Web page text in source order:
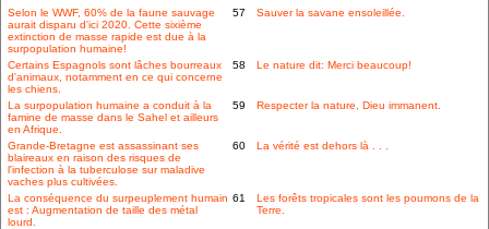
Selon le WWF, 60% de la faune sauvage
aurait disparu d'ici 2020. Cette sixième
extinction de masse rapide est due à la
surpopulation humaine!
57 Sauver la savane ensoleillée.
Certains Espagnols sont lâches bourreaux
d'animaux, notamment en ce qui concerne
les chiens.
58 Le nature dit: Merci beaucoup!
La surpopulation humaine a conduit à la
famine de masse dans le Sahel et ailleurs
en Afrique.
59 Respecter la nature, Dieu immanent.
Grande-Bretagne est assassinant ses
blaireaux en raison des risques de
l'infection à la tuberculose sur maladive
vaches plus cultivées.
60 La vérité est dehors là . . .
La conséquence du surpeuplement humain
est : Augmentation de taille des métal
lourd.
61
Les forêts tropicales sont les poumons de la
Terre.